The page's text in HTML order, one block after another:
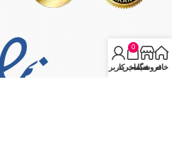
خانهفروشگاه
0
سبد خرید
حساب کاربری من